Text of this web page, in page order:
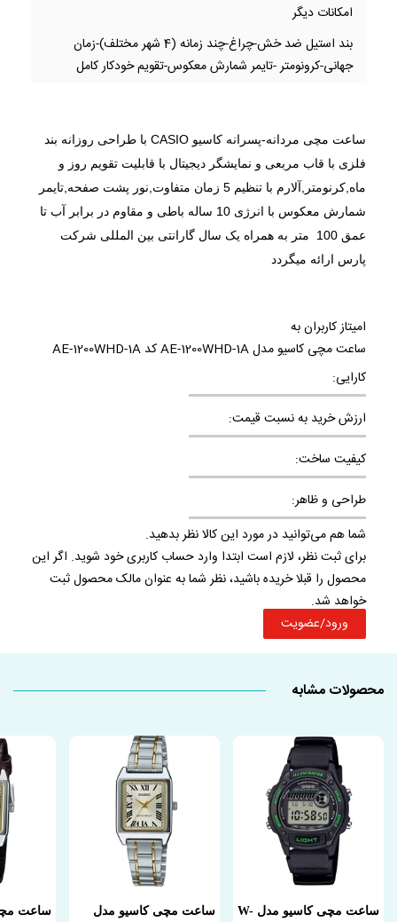
امکانات دیگر
بند استیل ضد خش-چراغ-چند زمانه (4 شهر مختلف)-زمان
جهانی-کرونومتر -تایمر شمارش معکوس-تقویم خودکار کامل
ساعت مچی مردانه-پسرانه کاسیو CASIO با طراحی روزانه بند
فلزی با قاب مربعی و نمایشگر دیجیتال با قابلیت تقویم روز و
ماه,کرنومتر,آلارم با تنظیم 5 زمان متفاوت,نور پشت صفحه,تایمر
شمارش معکوس با انرژی 10 ساله باطی و مقاوم در برابر آب تا
عمق 100 متر به همراه یک سال گارانتی بین المللی شرکت
پارس ارائه میگردد
امیتاز کاربران به
ساعت مچی کاسیو مدل AE-1200WHD-1A کد AE-1200WHD-1A
کارایی:
ارزش خرید به نسبت قیمت:
کیفیت ساخت:
طراحی و ظاهر:
شما هم می‌توانید در مورد این کالا نظر بدهید.
برای ثبت نظر، لازم است ابتدا وارد حساب کاربری خود شوید. اگر این
محصول را قبلا خریده باشید، نظر شما به عنوان مالک محصول ثبت
خواهد شد.
ورود/عضویت
محصولات مشابه
ساعت مچی کاسیو مدل W-
ساعت مچی کاسیو مدل
ساعت